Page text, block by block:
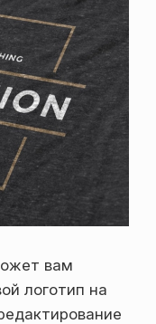
вам
логотип на